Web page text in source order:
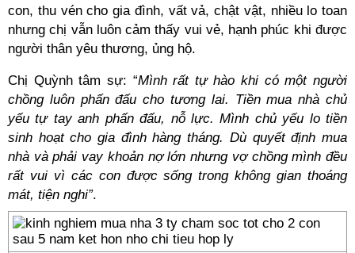
con, thu vén cho gia đình, vất vả, chật vật, nhiều lo toan
nhưng chị vẫn luôn cảm thấy vui vẻ, hạnh phúc khi được
người thân yêu thương, ủng hộ.
Chị Quỳnh tâm sự: “Mình rất tự hào khi có một người
chồng luôn phấn đấu cho tương lai. Tiền mua nhà chủ
yếu tự tay anh phấn đấu, nỗ lực. Mình chủ yếu lo tiền
sinh hoạt cho gia đình hàng tháng. Dù quyết định mua
nhà và phải vay khoản nợ lớn nhưng vợ chồng mình đều
rất vui vì các con được sống trong không gian thoáng
mát, tiện nghi”.